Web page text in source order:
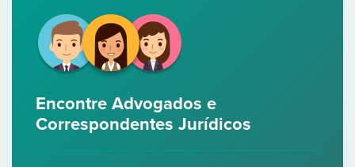
Encontre Advogados e
Correspondentes Jurídicos